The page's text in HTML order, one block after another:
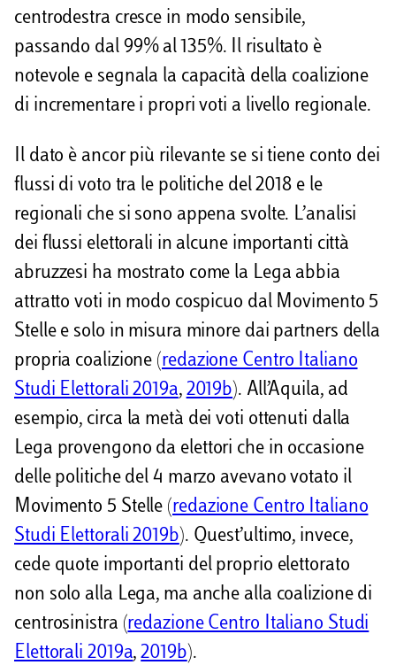
centrodestra cresce in modo sensibile,
passando dal 99% al 135%. Il risultato è
notevole e segnala la capacità della coalizione
di incrementare i propri voti a livello regionale.
Il dato è ancor più rilevante se si tiene conto dei
flussi di voto tra le politiche del 2018 e le
regionali che si sono appena svolte. L’analisi
dei flussi elettorali in alcune importanti città
abruzzesi ha mostrato come la Lega abbia
attratto voti in modo cospicuo dal Movimento 5
Stelle e solo in misura minore dai partners della
propria coalizione (redazione Centro Italiano
Studi Elettorali 2019a, 2019b). All’Aquila, ad
esempio, circa la metà dei voti ottenuti dalla
Lega provengono da elettori che in occasione
delle politiche del 4 marzo avevano votato il
Movimento 5 Stelle (redazione Centro Italiano
Studi Elettorali 2019b). Quest’ultimo, invece,
cede quote importanti del proprio elettorato
non solo alla Lega, ma anche alla coalizione di
centrosinistra (redazione Centro Italiano Studi
Elettorali 2019a,2019b).